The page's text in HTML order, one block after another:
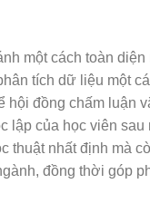
một cách toàn
tích dữ liệu một
đồng chấm luận
lập của học viên sau
thuật nhất định mà
đồng thời góp